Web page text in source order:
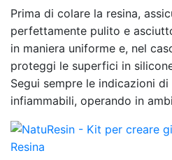
Prima di colare la resina,
perfettamente pulito e
in maniera uniforme e, nel
proteggi le superfici in
Segui sempre le indicazioni
infiammabili, operando in